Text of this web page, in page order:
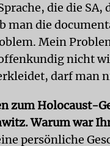
die die
man die
Mein
nicht
darf man
zum Holocaust-
Warum war
persönliche